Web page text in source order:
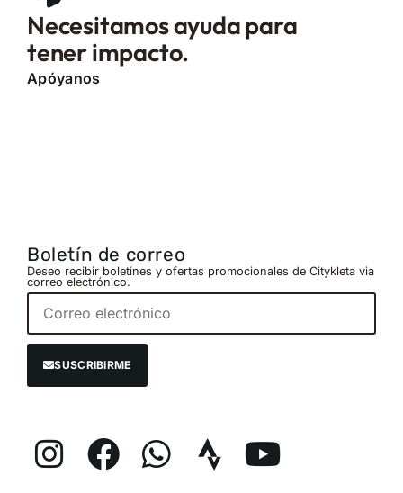
Necesitamos ayuda para
tener impacto.
Apóyanos
Boletín de correo
Deseo recibir boletines y ofertas promocionales de Citykleta via
correo electrónico.
SUSCRIBIRME